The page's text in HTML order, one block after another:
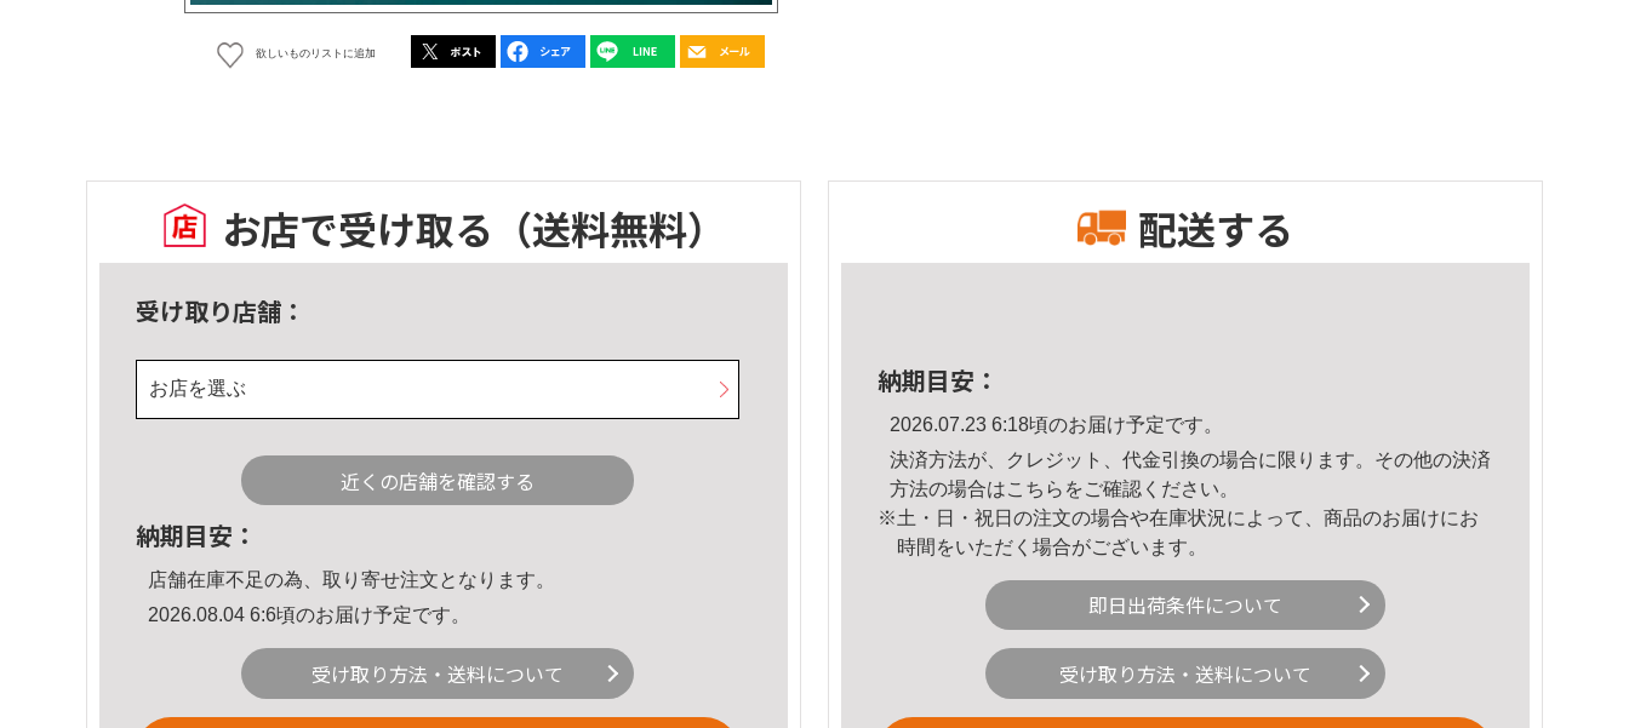
欲しいものリストに追加
お店で受け取る （送料無料）
受け取り店舗：
お店を選ぶ
近くの店舗を確認する
納期目安：
店舗在庫不足の為、取り寄せ注文となります。
2026.08.04 6:6頃のお届け予定です。
受け取り方法・送料について
配送する
納期目安：
2026.07.23 6:18頃のお届け予定です。
決済方法が、クレジット、代金引換の場合に限ります。その他の決済
方法の場合はこちら をご確認ください。
※土・日・祝日の注文の場合や在庫状況によって、商品のお届けにお
時間をいただく場合がございます。
即日出荷条件について
受け取り方法・送料について